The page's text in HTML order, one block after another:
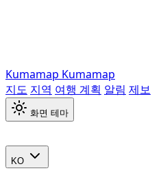
Kumamap Kumamap
지도 지역 여행 계획 알림 제보
화면 테마
KO